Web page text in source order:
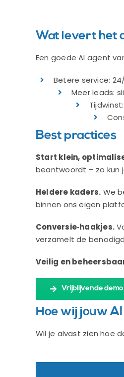
Wat levert het
Een goede AI agent
Betere service:
Meer leads:
Best practices
Start klein,
beantwoordt – zo kun
Heldere kaders. We
binnen ons eigen
Conversie‑haakjes.
verzamelt de
Veilig en
Vrijblijvende
Hoe wij jouw
Wil je alvast zien hoe